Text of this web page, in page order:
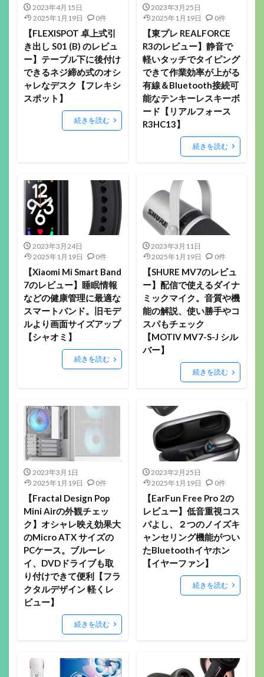
2023年4月15日
2025年1月19日
0件
【FLEXISPOT 卓上式引
き出し S01 (B) のレビュ
ー】テーブル下に後付け
できるネジ締め式のオシ
ャレなデスク【フレキシ
スポット】
続きを読む
2023年3月25日
2025年1月19日
0件
【東プレ REALFORCE
R3のレビュー】静音で
軽いタッチでタイピング
できて作業効率が上がる
有線＆Bluetooth接続可
能なテンキーレスキーボ
ード【リアルフォース
R3HC13】
続きを読む
2023年3月24日
2025年1月19日
0件
【Xiaomi Mi Smart Band
7のレビュー】睡眠情報
などの健康管理に最適な
スマートバンド。旧モデ
ルより画面サイズアップ
【シャオミ】
続きを読む
2023年3月11日
2025年1月19日
0件
【SHURE MV7のレビュ
ー】配信で使えるダイナ
ミックマイク。音質や機
能の解説、使い勝手やコ
スパもチェック
【MOTIV MV7-S-J シル
バー】
続きを読む
2023年3月1日
2025年1月19日
0件
【Fractal Design Pop
Mini Airの外観チェッ
ク】オシャレ映え効果大
のMicro ATX サイズの
PCケース。ブルーレ
イ、DVDドライブも取
り付けできて便利【フラ
クタルデザイン 軽くレ
ビュー】
続きを読む
2023年2月25日
2025年1月19日
0件
【EarFun Free Pro 2の
レビュー】低音重視コス
パよし、２つのノイズキ
ャンセリング機能がつい
たBluetoothイヤホン
【イヤーファン】
続きを読む